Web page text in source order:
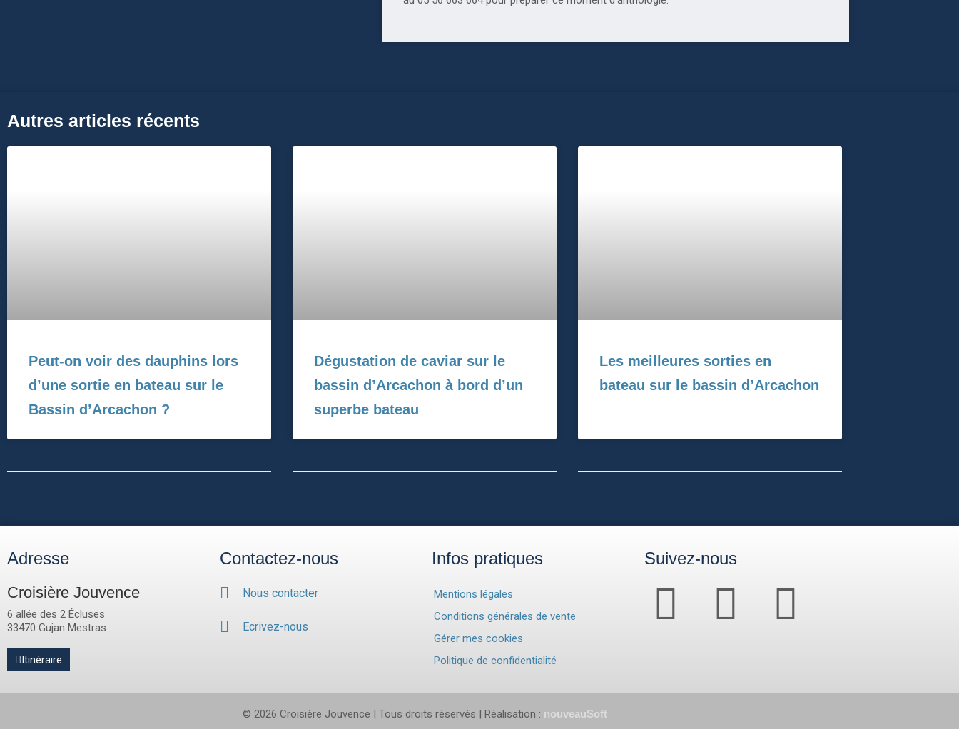
Autres articles récents
Peut-on voir des dauphins lors
d’une sortie en bateau sur le
Bassin d’Arcachon ?
Dégustation de caviar sur le
bassin d’Arcachon à bord d’un
superbe bateau
Les meilleures sorties en
bateau sur le bassin d’Arcachon
Adresse
Croisière Jouvence
6 allée des 2 Écluses
33470 Gujan Mestras
Itinéraire
Contactez-nous
Nous contacter
Ecrivez-nous
Infos pratiques
Mentions légales
Conditions générales de vente
Gérer mes cookies
Politique de confidentialité
Suivez-nous
© 2026 Croisière Jouvence | Tous droits réservés | Réalisation : nouveauSoft